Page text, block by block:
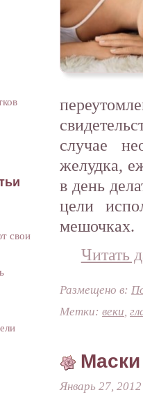
случае
желудка,
в день
цели
мешочках.
Читать
Размещено в:
Метки: веки
Январь 27, 2012
свои